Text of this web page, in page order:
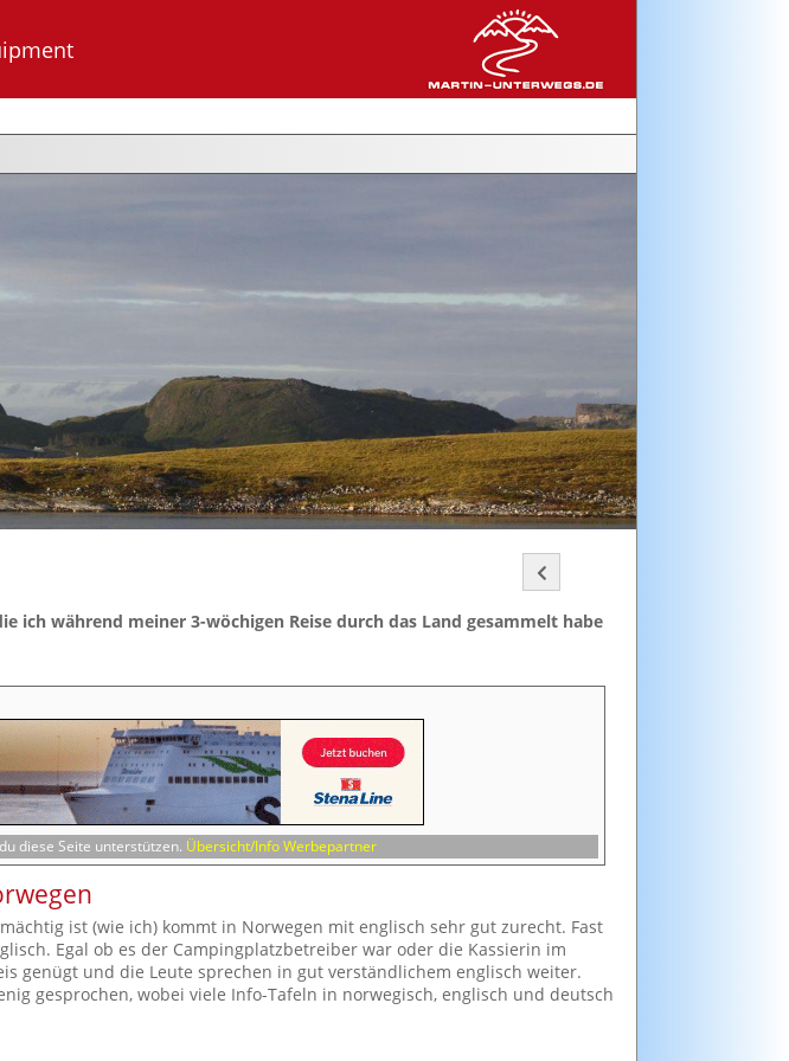
während meiner 3-wöchigen Reise durch das Land gesammelt habe
diese Seite unterstützen. Übersicht/Info Werbepartner
ist (wie ich) kommt in Norwegen mit englisch sehr gut zurecht. Fast
Egal ob es der Campingplatzbetreiber war oder die Kassierin im
genügt und die Leute sprechen in gut verständlichem englisch weiter.
gesprochen, wobei viele Info-Tafeln in norwegisch, englisch und deutsch